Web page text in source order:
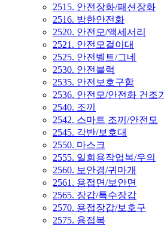
2515. 안전장화/패션장화
2516. 방한안전화
2520. 안전모/액세서리
2521. 안전모걸이대
2525. 안전벨트/그네
2530. 안전블럭
2535. 안전보호구함
2536. 안전모/안전화 건조기
2540. 조끼
2542. 스마트 조끼/안전모
2545. 각반/보호대
2550. 마스크
2555. 일회용작업복/우의
2560. 보안경/귀마개
2561. 용접면/보안면
2565. 장갑/특수장갑
2570. 용접장갑/보호구
2575. 용접복